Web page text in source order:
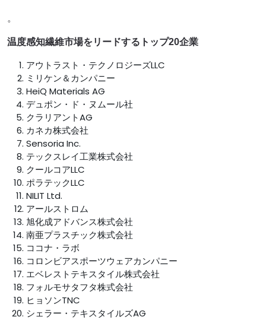
。
温度感知繊維市場をリードするトップ20企業
アウトラスト・テクノロジーズLLC
ミリケン＆カンパニー
HeiQ Materials AG
デュポン・ド・ヌムール社
クラリアントAG
カネカ株式会社
Sensoria Inc.
テックスレイ工業株式会社
クールコアLLC
ポラテックLLC
NILIT Ltd.
アールストロム
旭化成アドバンス株式会社
南亜プラスチック株式会社
ココナ・ラボ
コロンビアスポーツウェアカンパニー
エベレストテキスタイル株式会社
フォルモサタフタ株式会社
ヒョソンTNC
シェラー・テキスタイルズAG